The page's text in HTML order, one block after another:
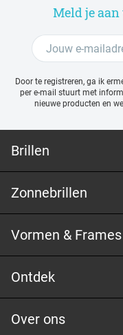
Meld je
Door te registreren, ga ik
per e-mail stuurt met
nieuwe producten en
Brillen
Zonnebrillen
Vormen & Frames
Ontdek
Over ons